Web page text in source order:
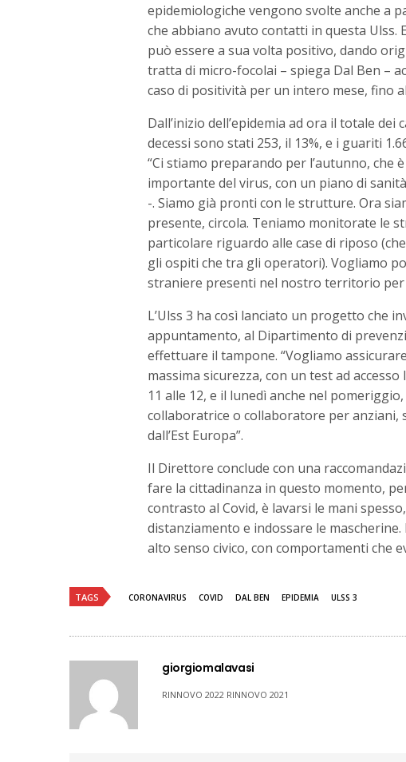
epidemiologiche vengono svolte anche a
che abbiano avuto contatti in questa Ulss.
può essere a sua volta positivo, dando
tratta di micro-focolai – spiega Dal Ben –
caso di positività per un intero mese, fino
Dall’inizio dell’epidemia ad ora il totale dei
decessi sono stati 253, il 13%, e i guariti
“Ci stiamo preparando per l’autunno,
importante del virus, con un piano di
-. Siamo già pronti con le strutture. Ora
presente, circola. Teniamo monitorate le
particolare riguardo alle case di riposo
gli ospiti che tra gli operatori). Vogliamo
straniere presenti nel nostro territorio per
L’Ulss 3 ha così lanciato un progetto che
appuntamento, al Dipartimento di
effettuare il tampone. “Vogliamo
massima sicurezza, con un test ad
11 alle 12, e il lunedì anche nel
collaboratrice o collaboratore per
dall’Est Europa”.
Il Direttore conclude con una
fare la cittadinanza in questo momento,
contrasto al Covid, è lavarsi le mani
distanziamento e indossare le
alto senso civico, con comportamenti che
TAGS CORONAVIRUS COVID DAL BEN EPIDEMIA ULSS 3
giorgiomalavasi
RINNOVO 2022 RINNOVO 2021